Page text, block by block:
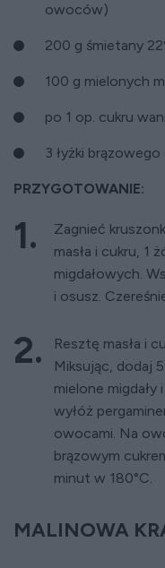
owoców)
200 g śmietany
100 g mielonych
po 1 op. cukru
3 łyżki brązowego
PRZYGOTOWANIE:
Zagnieć
masła i cukru, 1
migdałowych.
i osusz.
Resztę masła i
Miksując, dodaj
mielone
wyłóż
owocami. Na
brązowym
minut w 180°C.
MALINOWA